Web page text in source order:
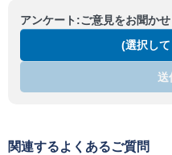
アンケート:ご意見をお聞か
(選択し
送
関連するよくあるご質問